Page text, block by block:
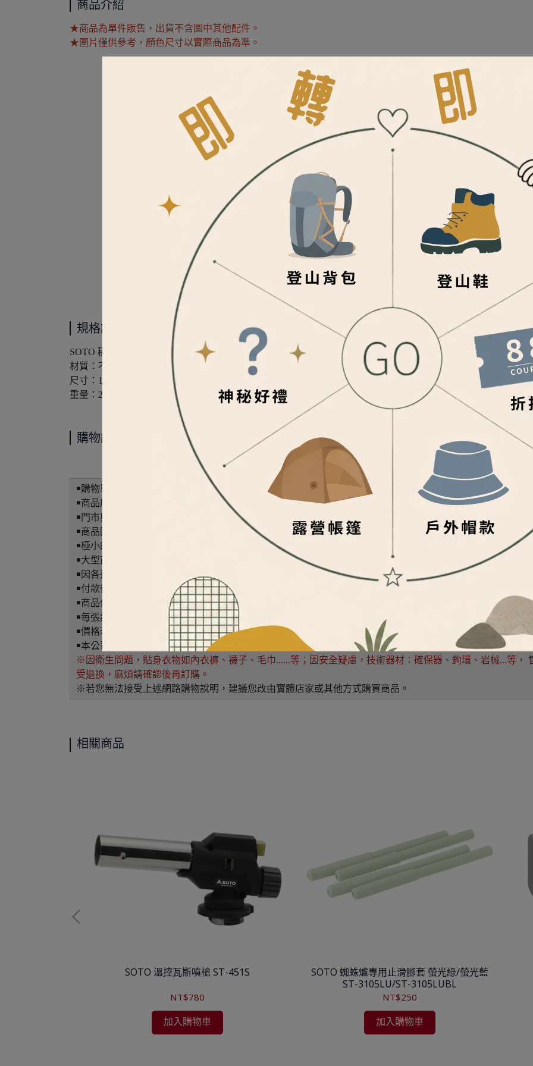
商品介紹
★商品為單件販售，出貨不含圖中其他配件。
★圖片僅供參考，顏色尺寸以實際商品為準。
分離式的烹調方式、低重心設計，具高度穩定性
搭載高精度瓦斯調節器，低溫環境也可維持穩定火力輸出
最大火力可達2.6kW
驚人的持久力！不因連續使用時間長而影響火力
約300個火焰孔＋缽狀型設計爐頭，抗風性極佳
易操作的點火鈕及火力調節鈕
防滑四腳爐架牢固支撐，能乘載大鍋具重量
規格說明
SOTO 穩壓防風蜘蛛爐 ST-330
材質：不鏽鋼/鋁合金/黃銅/尼龍
尺寸：15×7.5×9cm(收納時)±3%
重量：250g±5%
購物說明
￭購物單筆滿990免運，宅配貨到付款需收200元手續費。
￭商品庫存與門市共享，且流動量大，缺貨商品無法即時下架請見諒。您亦可於下標前與我們確認商品實際庫
￭門市與網路商店庫存位置不同，如欲門市取貨請先與網拍人員確認，我們將為您安排。
￭商品圖因拍攝光線、環境，與螢幕顯示差異，實物與圖片存在難以克服的程度色差，請依實際商品為準。
￭極小的污點、線頭、輕微脫線、尺寸±2cm的誤差，在商品驗貨標準都是可接受的範圍，並不屬於瑕疵情形。
￭大型商品、液態類商品不開放超商取貨，尺寸依各超商規範。
￭因各通路平台會有不同活動方案，故有部分商品之售價不同，若有疑慮請勿下標，造成不便敬請見諒。
￭付款後，商品將於3~5個工作天(不含六日與國定假日)內到府；超商配送約3~7個工作天，若為急件請提前與
￭商品僅提供指定配送時段，而實際到貨時間請依物流中心作業為準。
￭每張訂單於7日鑑賞期內提供乙次 退貨/瑕疵換貨服務。
￭價格若有誤植，以店面售價為準。
￭本公司保有是否接受或取消訂單的權利。
※因衛生問題，貼身衣物如內衣褲、襪子、毛巾......等；因安全疑慮，技術器材：確保器、鉤環、岩械...等，
受退換，麻煩請確認後再訂購。
※若您無法接受上述網路購物說明，建議您改由實體店家或其他方式購買商品。
相關商品
SOTO 溫控瓦斯噴槍 ST-451S
NT$780
加入購物車
SOTO 蜘蛛爐專用止滑腳套 螢光綠/螢光藍
ST-3105LU/ST-3105LUBL
NT$250
加入購物車